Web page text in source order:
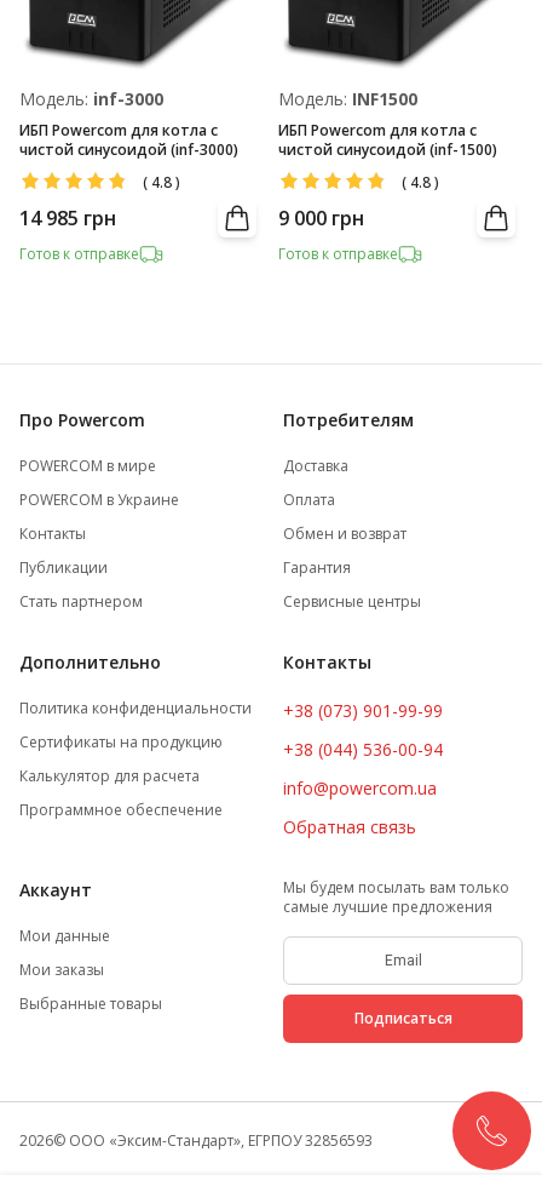
Модель: inf-3000
ИБП Powercom для котла с
чистой синусоидой (inf-3000)
( 4.8)
14 985 грн
Готов к отправке
Модель: INF1500
ИБП Powercom для котла с
чистой синусоидой (inf-1500)
( 4.8)
9 000 грн
Готов к отправке
Про Powercom
POWERCOM в мире
POWERCOM в Украине
Контакты
Публикации
Стать партнером
Потребителям
Доставка
Оплата
Обмен и возврат
Гарантия
Сервисные центры
Дополнительно
Политика конфиденциальности
Сертификаты на продукцию
Калькулятор для расчета
Программное обеспечение
Контакты
+38 (073) 901-99-99
+38 (044) 536-00-94
info@powercom.ua
Обратная связь
Аккаунт
Мои данные
Мои заказы
Выбранные товары
Мы будем посылать вам только
самые лучшие предложения
Подписаться
2026© ООО «Эксим-Стандарт», ЕГРПОУ 32856593